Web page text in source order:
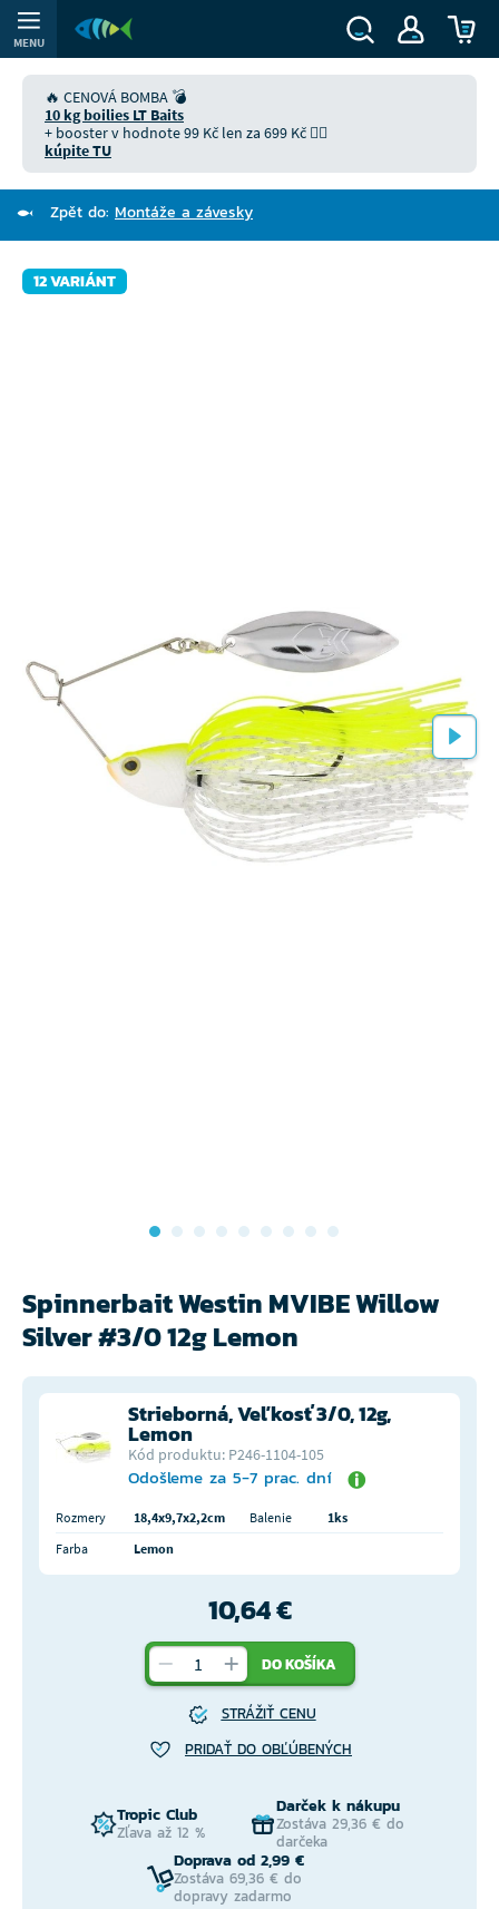
MENU
🔥 CENOVÁ BOMBA 💣
10 kg boilies LT Baits
+ booster v hodnote 99 Kč len za 699 Kč 👉🏻
kúpite TU
Zpět do: Montáže a závesky
12 VARIÁNT
Spinnerbait Westin MVIBE Willow
Silver #3/0 12g Lemon
Strieborná, Veľkosť 3/0, 12g,
Lemon
Kód produktu: P246-1104-105
Odošleme za 5-7 prac. dní
Rozmery 18,4x9,7x2,2cm Balenie
1ks
Farba
Lemon
10,64 €
DO KOŠÍKA
STRÁŽIŤ CENU
PRIDAŤ DO OBĽÚBENÝCH
Tropic Club
Zľava až 12 %
Darček k nákupu
Zostáva 29,36 € do
darčeka
Doprava od 2,99 €
Zostáva 69,36 € do
dopravy zadarmo